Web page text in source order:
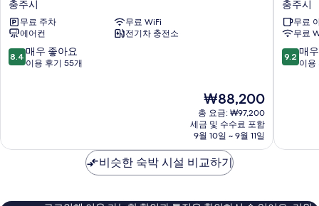
기
포
레
호
텔
충
충주시
무료 주차
무료 WiFi
에어컨
전기차 충전소
10
점
우
8.4 매우 좋아요
이용 후기 55개
현
재
요
금
₩88,200
₩88,200
총 요금: ₩97,200
세금 및 수수료 포함
9월 10일 ~ 9월 11일
호
텔
충
주
충
충주시
무료
무료
10
점
우
9.2 매
이용
비슷한 숙박 시설 비교하기